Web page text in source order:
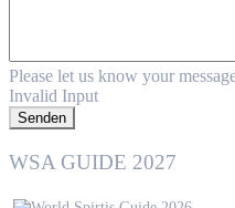
Please let us know your
Invalid Input
Senden
WSA GUIDE 2027